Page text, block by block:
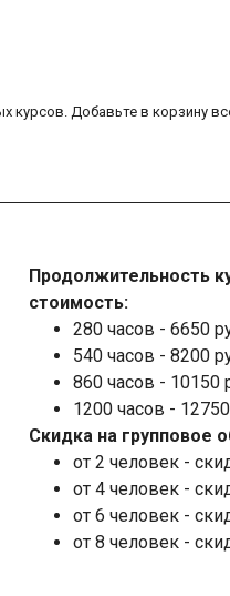
курсов. Добавьте в корзину
Продолжительность
стоимость:
280 часов - 6650
540 часов - 8200
860 часов - 10150
1200 часов -
Скидка на групповое
от 2 человек -
от 4 человек -
от 6 человек -
от 8 человек -